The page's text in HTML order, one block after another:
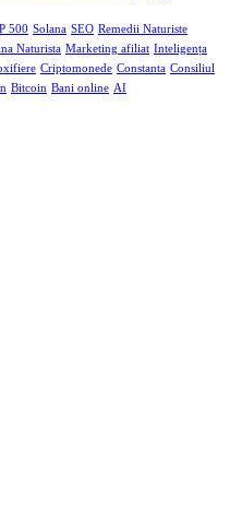
500 Solana SEO Remedii Naturiste
Naturista Marketing afiliat Inteligența
Criptomonede Constanta Consiliul
Bitcoin Bani online AI